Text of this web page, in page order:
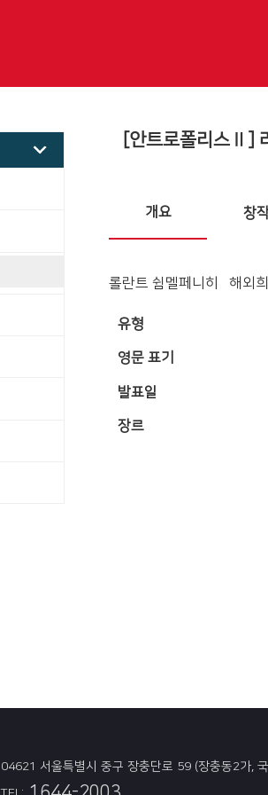
[안트로폴리스Ⅱ]
개요 창
롤란트 쉼멜페니히 해외
유형
영문 표기
발표일
장르
04621 서울특별시 중구 장충단로 59 (장충동2가,